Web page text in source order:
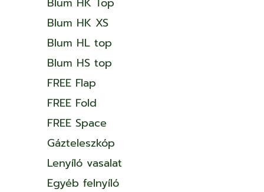
Blum HK XS
Blum HL top
Blum HS top
FREE Flap
FREE Fold
FREE Space
Gázteleszkóp
Lenyíló vasalat
Egyéb felnyíló